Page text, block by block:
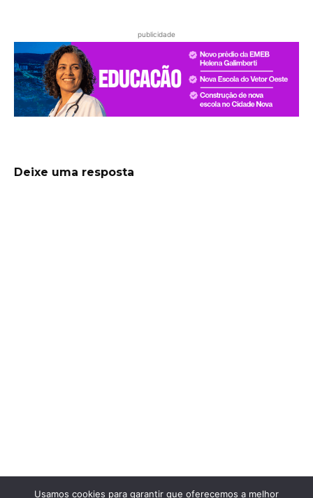
publicidade
Deixe uma resposta
Usamos cookies para garantir que oferecemos a melhor